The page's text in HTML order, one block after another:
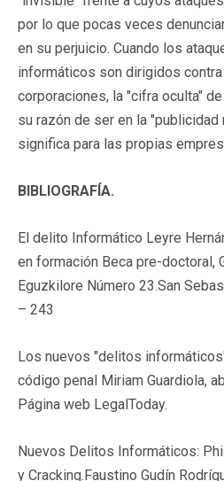
por lo que pocas veces
en su perjuicio. Cuando los
informáticos son dirigidos
corporaciones, la "cifra oculta"
su razón de ser en la "publicidad
significa para las propias
BIBLIOGRAFÍA.
El delito Informático Leyre
en formación Beca pre-doctoral,
Eguzkilore Número 23.San
– 243
Los nuevos "delitos
código penal Miriam Guardiola,
Página web LegalToday.
Nuevos Delitos Informáticos:
y Cracking.Faustino Gudín